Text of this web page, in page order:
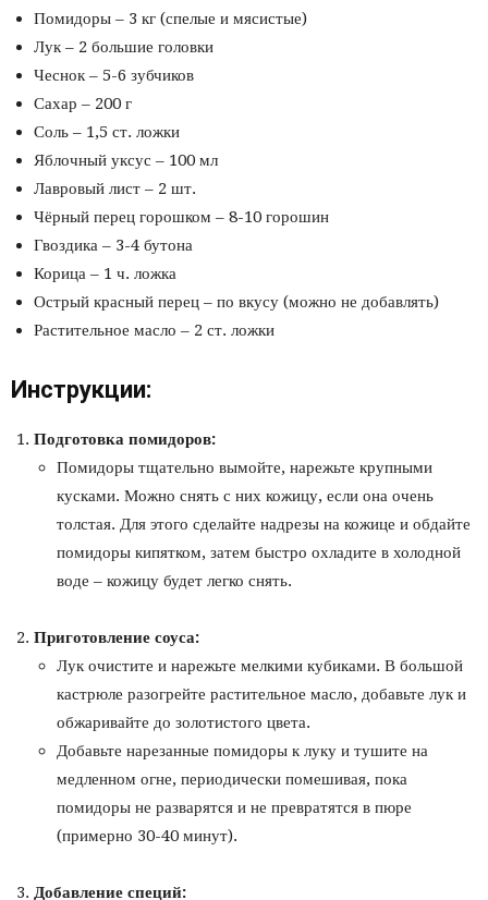
Помидоры – 3 кг (спелые и мясистые)
Лук – 2 большие головки
Чеснок – 5-6 зубчиков
Сахар – 200 г
Соль – 1,5 ст. ложки
Яблочный уксус – 100 мл
Лавровый лист – 2 шт.
Чёрный перец горошком – 8-10 горошин
Гвоздика – 3-4 бутона
Корица – 1 ч. ложка
Острый красный перец – по вкусу (можно не добавлять)
Растительное масло – 2 ст. ложки
Инструкции:
Подготовка помидоров:
Помидоры тщательно вымойте, нарежьте крупными
кусками. Можно снять с них кожицу, если она очень
толстая. Для этого сделайте надрезы на кожице и обдайте
помидоры кипятком, затем быстро охладите в холодной
воде – кожицу будет легко снять.
Приготовление соуса:
Лук очистите и нарежьте мелкими кубиками. В большой
кастрюле разогрейте растительное масло, добавьте лук и
обжаривайте до золотистого цвета.
Добавьте нарезанные помидоры к луку и тушите на
медленном огне, периодически помешивая, пока
помидоры не разварятся и не превратятся в пюре
(примерно 30-40 минут).
Добавление специй: